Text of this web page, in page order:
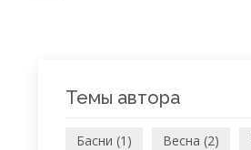
Темы автора
Басни (1) Весна (2)